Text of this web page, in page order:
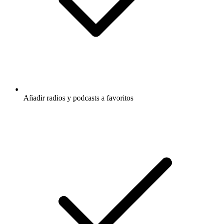
Añadir radios y podcasts a favoritos